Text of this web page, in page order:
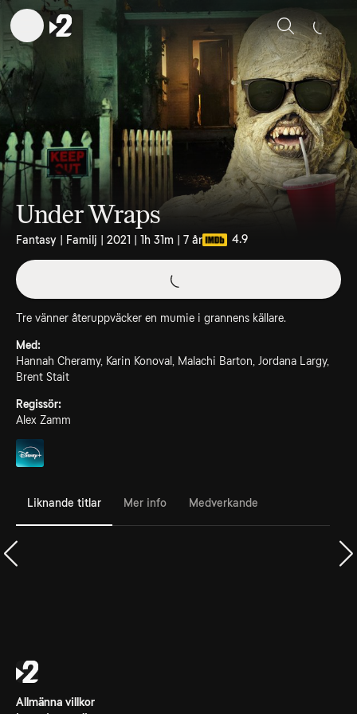
Sök
Under Wraps
Fantasy | Familj | 2021 | 1h 31m | 7 år 4.9
Tre vänner återuppväcker en mumie i grannens källare.
Med:
Hannah Cheramy, Karin Konoval, Malachi Barton, Jordana Largy,
Brent Stait
Regissör:
Alex Zamm
Liknande titlar Mer info Medverkande
Allmänna villkor